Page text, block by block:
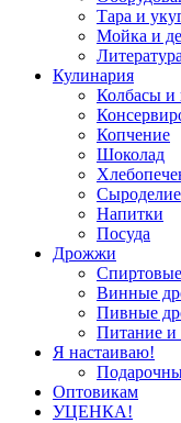
Тара и
Мойка и
Литература
Кулинария
Колбасы и
Копчение
Шоколад
Сыроделие
Напитки
Посуда
Дрожжи
Винные
Пивные
Питание и
Я настаиваю!
Оптовикам
УЦЕНКА!